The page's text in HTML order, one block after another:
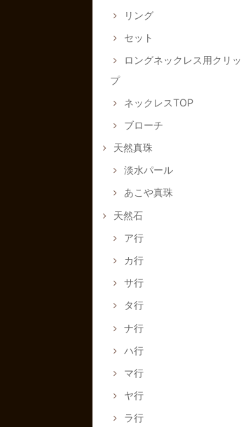
リング
セット
ロングネックレス用クリッ
プ
ネックレスTOP
ブローチ
天然真珠
淡水パール
あこや真珠
天然石
ア行
カ行
サ行
タ行
ナ行
ハ行
マ行
ヤ行
ラ行